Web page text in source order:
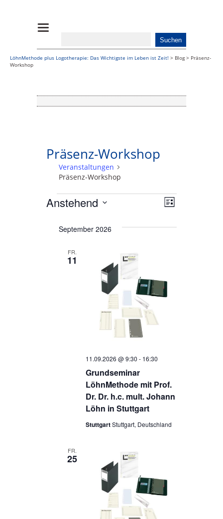
LöhnMethode plus Logotherapie: Das Wichtigste im Leben ist Zeit! > Blog> Präsenz-
Workshop
Präsenz-Workshop
Veranstaltungen
Präsenz-Workshop
Liste
Anstehend
wählen.September 2026
FR.
11
Grundseminar
LöhnMethode mit Prof.
Dr. Dr. h.c. mult. Johann
Löhn in Stuttgart
11.09.2026 @ 9:30 - 16:30
StuttgartStuttgart, Deutschland
FR.
25